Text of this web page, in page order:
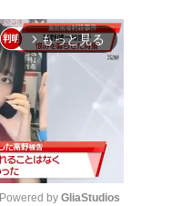
arrow_forward_ios もっと見る
Powered by GliaStudios